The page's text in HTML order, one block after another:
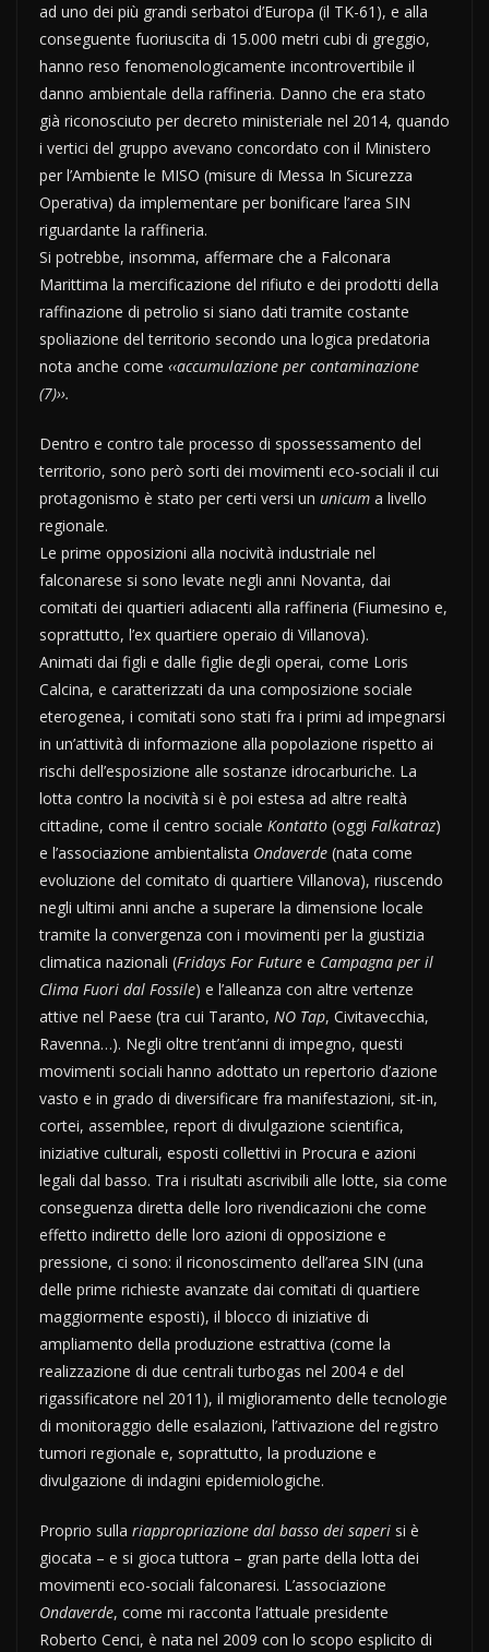
ad uno dei più grandi serbatoi d’Europa (il TK-61), e alla
conseguente fuoriuscita di 15.000 metri cubi di greggio,
hanno reso fenomenologicamente incontrovertibile il
danno ambientale della raffineria. Danno che era stato
già riconosciuto per decreto ministeriale nel 2014, quando
i vertici del gruppo avevano concordato con il Ministero
per l’Ambiente le MISO (misure di Messa In Sicurezza
Operativa) da implementare per bonificare l’area SIN
riguardante la raffineria.
Si potrebbe, insomma, affermare che a Falconara
Marittima la mercificazione del rifiuto e dei prodotti della
raffinazione di petrolio si siano dati tramite costante
spoliazione del territorio secondo una logica predatoria
nota anche come ‹‹accumulazione per contaminazione
(7)››.
Dentro e contro tale processo di spossessamento del
territorio, sono però sorti dei movimenti eco-sociali il cui
protagonismo è stato per certi versi un unicum a livello
regionale.
Le prime opposizioni alla nocività industriale nel
falconarese si sono levate negli anni Novanta, dai
comitati dei quartieri adiacenti alla raffineria (Fiumesino e,
soprattutto, l’ex quartiere operaio di Villanova).
Animati dai figli e dalle figlie degli operai, come Loris
Calcina, e caratterizzati da una composizione sociale
eterogenea, i comitati sono stati fra i primi ad impegnarsi
in un’attività di informazione alla popolazione rispetto ai
rischi dell’esposizione alle sostanze idrocarburiche. La
lotta contro la nocività si è poi estesa ad altre realtà
cittadine, come il centro sociale Kontatto (oggi Falkatraz)
e l’associazione ambientalista Ondaverde (nata come
evoluzione del comitato di quartiere Villanova), riuscendo
negli ultimi anni anche a superare la dimensione locale
tramite la convergenza con i movimenti per la giustizia
climatica nazionali (Fridays For Future e Campagna per il
Clima Fuori dal Fossile) e l’alleanza con altre vertenze
attive nel Paese (tra cui Taranto, NO Tap, Civitavecchia,
Ravenna…). Negli oltre trent’anni di impegno, questi
movimenti sociali hanno adottato un repertorio d’azione
vasto e in grado di diversificare fra manifestazioni, sit-in,
cortei, assemblee, report di divulgazione scientifica,
iniziative culturali, esposti collettivi in Procura e azioni
legali dal basso. Tra i risultati ascrivibili alle lotte, sia come
conseguenza diretta delle loro rivendicazioni che come
effetto indiretto delle loro azioni di opposizione e
pressione, ci sono: il riconoscimento dell’area SIN (una
delle prime richieste avanzate dai comitati di quartiere
maggiormente esposti), il blocco di iniziative di
ampliamento della produzione estrattiva (come la
realizzazione di due centrali turbogas nel 2004 e del
rigassificatore nel 2011), il miglioramento delle tecnologie
di monitoraggio delle esalazioni, l’attivazione del registro
tumori regionale e, soprattutto, la produzione e
divulgazione di indagini epidemiologiche.
Proprio sulla riappropriazione dal basso dei saperi si è
giocata – e si gioca tuttora – gran parte della lotta dei
movimenti eco-sociali falconaresi. L’associazione
Ondaverde, come mi racconta l’attuale presidente
Roberto Cenci, è nata nel 2009 con lo scopo esplicito di